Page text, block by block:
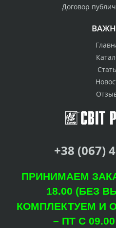
Договор
+38 (067)
ПРИНИМАЕМ
18.00 (БЕЗ
КОМПЛЕКТУЕМ И
– ПТ С